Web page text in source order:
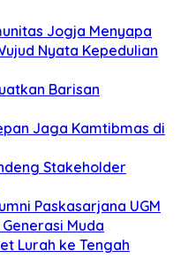
Jogja Menyapa
Nyata Kepedulian
Barisan
Jaga Kamtibmas di
Stakeholder
Paskasarjana UGM
Muda
Lurah ke Tengah